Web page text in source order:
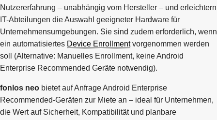
Nutzererfahrung – unabhängig vom Hersteller – und erleichtern
IT-Abteilungen die Auswahl geeigneter Hardware für
Unternehmensumgebungen. Sie sind zudem erforderlich, wenn
ein automatisiertes Device Enrollmentvorgenommen werden
soll (Alternative: Manuelles Enrollment, keine Android
Enterprise Recommended Geräte notwendig).
fonlos neo bietet auf Anfrage Android Enterprise
Recommended-Geräten zur Miete an – ideal für Unternehmen,
die Wert auf Sicherheit, Kompatibilität und planbare